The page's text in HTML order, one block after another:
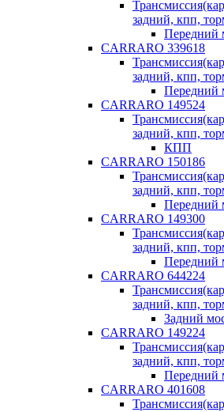
задний, кпп,
Передний
CARRARO 339618
задний, кпп,
Передний
CARRARO 149524
задний, кпп,
КПП
CARRARO 150186
задний, кпп,
Передний
CARRARO 149300
задний, кпп,
Передний
CARRARO 644224
задний, кпп,
Задний
CARRARO 149224
задний, кпп,
Передний
CARRARO 401608